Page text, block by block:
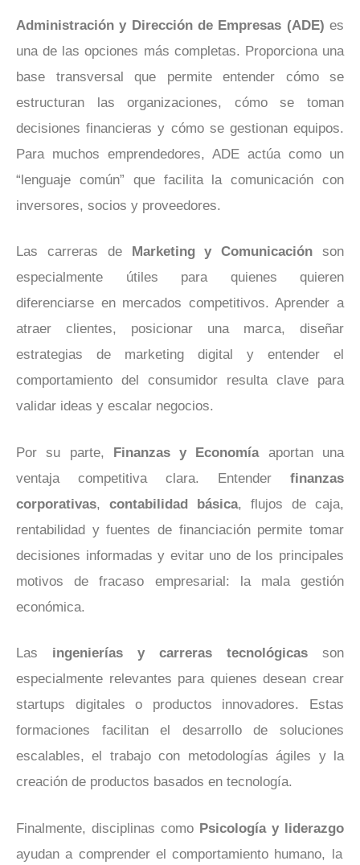
Administración y Dirección de Empresas (ADE) es
una de las opciones más completas. Proporciona una
base transversal que permite entender cómo se
estructuran las organizaciones, cómo se toman
decisiones financieras y cómo se gestionan equipos.
Para muchos emprendedores, ADE actúa como un
“lenguaje común” que facilita la comunicación con
inversores, socios y proveedores.
Las carreras de Marketing y Comunicación son
especialmente útiles para quienes quieren
diferenciarse en mercados competitivos. Aprender a
atraer clientes, posicionar una marca, diseñar
estrategias de marketing digital y entender el
comportamiento del consumidor resulta clave para
validar ideas y escalar negocios.
Por su parte, Finanzas y Economíaaportan una
ventaja competitiva clara. Entender finanzas
corporativas, contabilidad básica, flujos de caja,
rentabilidad y fuentes de financiación permite tomar
decisiones informadas y evitar uno de los principales
motivos de fracaso empresarial: la mala gestión
económica.
Las ingenierías y carreras tecnológicas son
especialmente relevantes para quienes desean crear
startups digitales o productos innovadores. Estas
formaciones facilitan el desarrollo de soluciones
escalables, el trabajo con metodologías ágiles y la
creación de productos basados en tecnología.
Finalmente, disciplinas como Psicología y liderazgo
ayudan a comprender el comportamiento humano, la